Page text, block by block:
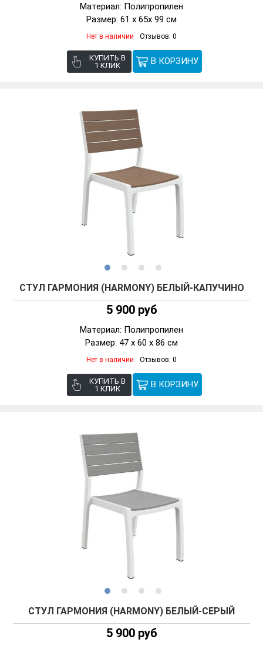
Материал: Полипропилен
Размер: 61 x 65x 99 см
Нет в наличии Отзывов: 0
КУПИТЬ В
1 КЛИК
СТУЛ ГАРМОНИЯ (HARMONY) БЕЛЫЙ-КАПУЧИНО
5 900 руб
Материал: Полипропилен
Размер: 47 x 60 x 86 см
Нет в наличии Отзывов: 0
КУПИТЬ В
1 КЛИК
СТУЛ ГАРМОНИЯ (HARMONY) БЕЛЫЙ-СЕРЫЙ
5 900 руб